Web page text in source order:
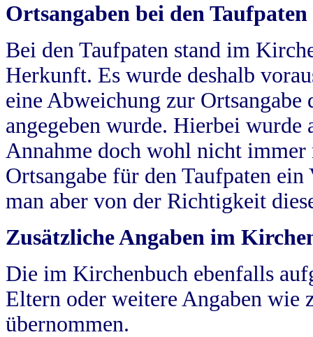
Ortsangaben bei den Taufpaten
Bei den Taufpaten stand im
Herkunft. Es wurde deshalb
eine Abweichung zur
angegeben wurde. Hierbei wurde
Annahme doch wohl nicht
Ortsangabe für den Taufpaten
man aber von der Richtigkeit
Zusätzliche Angaben im
Die im Kirchenbuch ebenfalls
Eltern oder weitere Angaben wie
übernommen.